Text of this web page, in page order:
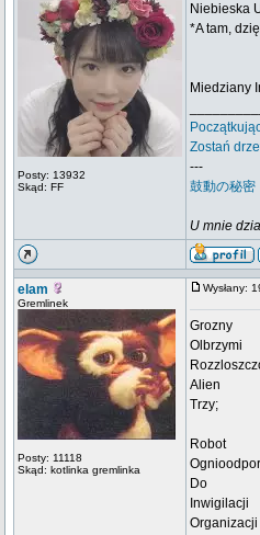
Posty: 13932
Skąd: FF
Niebieska
*A tam,
Miedziany
Zostań
---
鼓動の秘密
U mnie
elam
Gremlinek
Posty: 11118
Skąd: kotlinka gremlinka
Wysłany:
Grozny
Olbrzymi
Alien
Trzy;
Robot
Do
Inwigilacji
Organizacji